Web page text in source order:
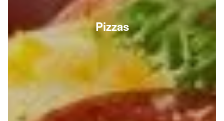
Pizzas